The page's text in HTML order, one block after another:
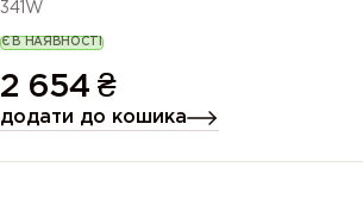
341W
Є В НАЯВНОСТІ
2 654 ₴
додати до кошика